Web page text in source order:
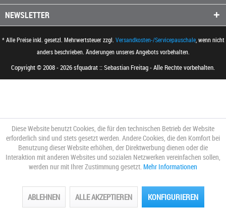
NEWSLETTER
* Alle Preise inkl. gesetzl. Mehrwertsteuer zzgl. Versandkosten-/Servicepauschale, wenn nicht
anders beschrieben. Änderungen unseres Angebots vorbehalten.
Copyright © 2008 - 2026 sfquadrat :: Sebastian Freitag - Alle Rechte vorbehalten.
Diese Website benutzt Cookies, die für den technischen Betrieb der Website
erforderlich sind und stets gesetzt werden. Andere Cookies, die den Komfort bei
Benutzung dieser Website erhöhen, der Direktwerbung dienen oder die
Interaktion mit anderen Websites und sozialen Netzwerken vereinfachen sollen,
werden nur mit Ihrer Zustimmung gesetzt. Mehr Informationen
ABLEHNEN ALLE AKZEPTIEREN KONFIGURIEREN